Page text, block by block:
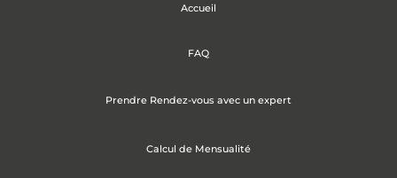
Accueil
FAQ
Prendre Rendez-vous avec un expert
Calcul de Mensualité